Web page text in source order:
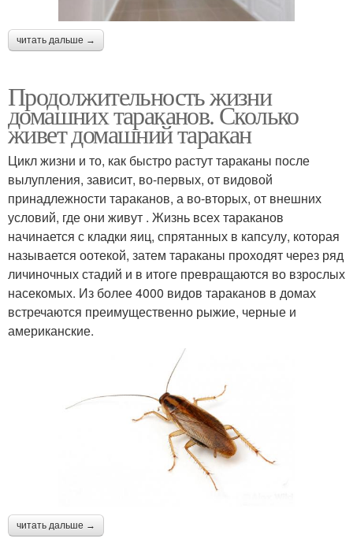
читать дальше →
Продолжительность жизни
домашних тараканов. Сколько
живет домашний таракан
Цикл жизни и то, как быстро растут тараканы после
вылупления, зависит, во-первых, от видовой
принадлежности тараканов, а во-вторых, от внешних
условий, где они живут . Жизнь всех тараканов
начинается с кладки яиц, спрятанных в капсулу, которая
называется оотекой, затем тараканы проходят через ряд
личиночных стадий и в итоге превращаются во взрослых
насекомых. Из более 4000 видов тараканов в домах
встречаются преимущественно рыжие, черные и
американские.
читать дальше →